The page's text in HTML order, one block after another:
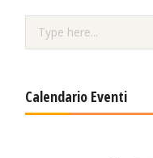
Calendario Eventi